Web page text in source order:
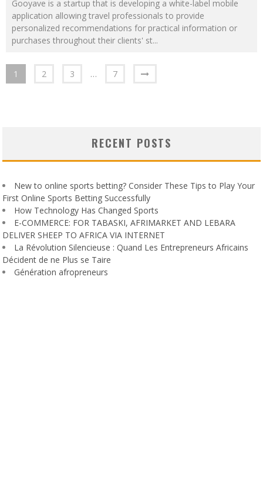
Gooyave is a startup that is developing a white-label mobile
application allowing travel professionals to provide
personalized recommendations for practical information or
purchases throughout their clients' st...
1 2 3 … 7
RECENT POSTS
New to online sports betting? Consider These Tips to Play Your
First Online Sports Betting Successfully
How Technology Has Changed Sports
E-COMMERCE: FOR TABASKI, AFRIMARKET AND LEBARA
DELIVER SHEEP TO AFRICA VIA INTERNET
La Révolution Silencieuse : Quand Les Entrepreneurs Africains
Décident de ne Plus se Taire
Génération afropreneurs